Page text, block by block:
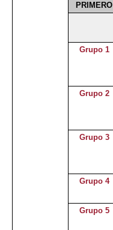
PRIMERO
Grupo 1
Grupo 2
Grupo 3
Grupo 4
Grupo 5